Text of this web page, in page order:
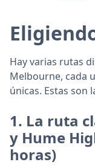
Hay varias rutas
Melbourne, cada
únicas. Estas son
1. La ruta
y Hume
horas)